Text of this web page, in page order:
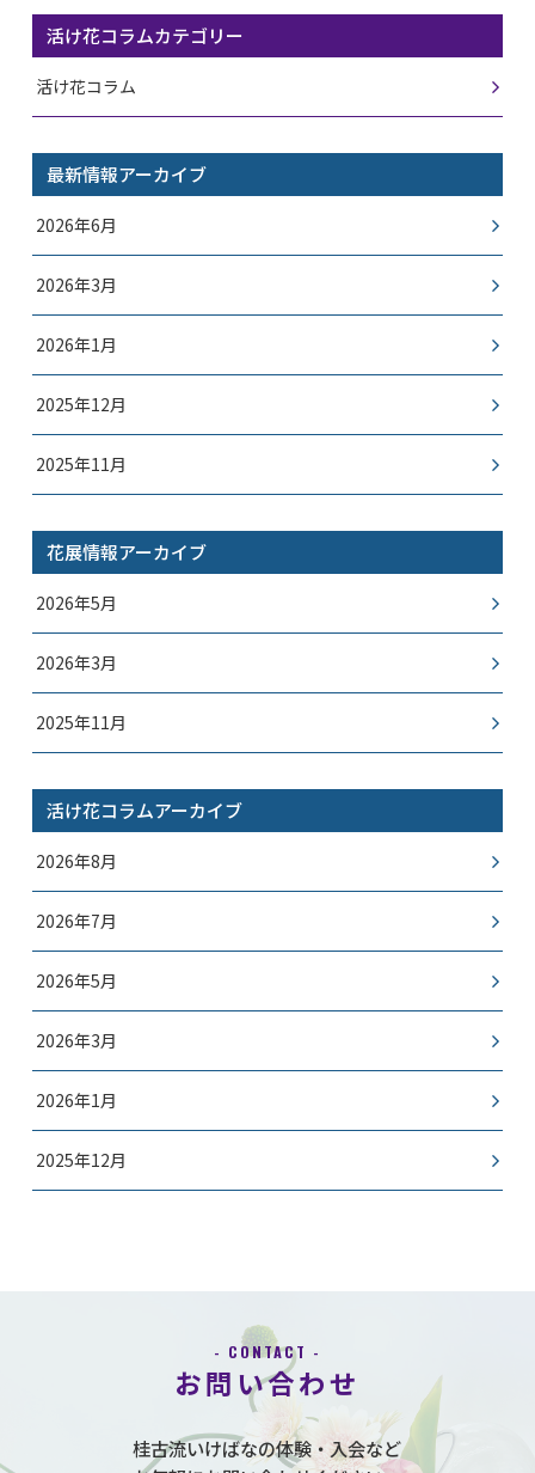
活け花コラムカテゴリー
活け花コラム
最新情報アーカイブ
2026年6月
2026年3月
2026年1月
2025年12月
2025年11月
花展情報アーカイブ
2026年5月
2026年3月
2025年11月
活け花コラムアーカイブ
2026年8月
2026年7月
2026年5月
2026年3月
2026年1月
2025年12月
- CONTACT -
お問い合わせ
桂古流いけばなの体験・入会など